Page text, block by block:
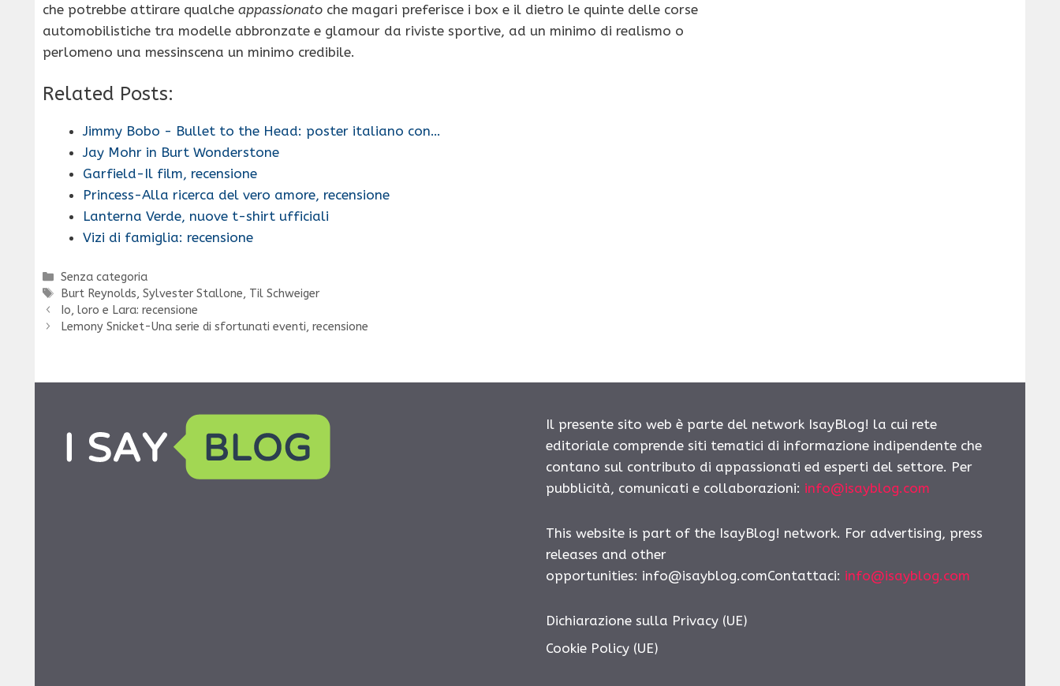
che potrebbe attirare qualche appassionato che magari preferisce i box e il dietro le quinte delle corse
automobilistiche tra modelle abbronzate e glamour da riviste sportive, ad un minimo di realismo o
perlomeno una messinscena un minimo credibile.
Related Posts:
Jimmy Bobo - Bullet to the Head: poster italiano con…
Jay Mohr in Burt Wonderstone
Garfield-Il film, recensione
Princess-Alla ricerca del vero amore, recensione
Lanterna Verde, nuove t-shirt ufficiali
Vizi di famiglia: recensione
Categorie
Senza categoria
Tag
Burt Reynolds,Sylvester Stallone, Til Schweiger
Io, loro e Lara: recensione
Lemony Snicket-Una serie di sfortunati eventi, recensione
Il presente sito web è parte del network IsayBlog! la cui rete
editoriale comprende siti tematici di informazione indipendente che
contano sul contributo di appassionati ed esperti del settore. Per
pubblicità, comunicati e collaborazioni: info@isayblog.com
This website is part of the IsayBlog! network. For advertising, press
releases and other
opportunities: info@isayblog.comContattaci: info@isayblog.com
Dichiarazione sulla Privacy (UE)
Cookie Policy (UE)